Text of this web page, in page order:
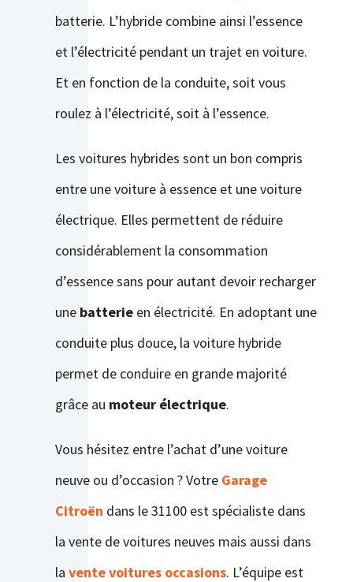
batterie. L’hybride combine ainsi l’essence
et l’électricité pendant un trajet en voiture.
Et en fonction de la conduite, soit vous
roulez à l’électricité, soit à l’essence.
Les voitures hybrides sont un bon compris
entre une voiture à essence et une voiture
électrique. Elles permettent de réduire
considérablement la consommation
d’essence sans pour autant devoir recharger
une batterieen électricité. En adoptant une
conduite plus douce, la voiture hybride
permet de conduire en grande majorité
grâce au moteur électrique.
Vous hésitez entre l’achat d’une voiture
neuve ou d’occasion ? Votre Garage
Citroën dans le 31100 est spécialiste dans
la vente de voitures neuves mais aussi dans
la vente voitures occasions. L’équipe est